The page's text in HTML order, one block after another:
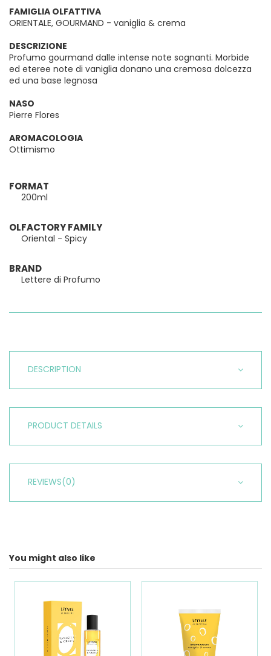
FAMIGLIA OLFATTIVA
ORIENTALE, GOURMAND - vaniglia & crema
DESCRIZIONE
Profumo gourmand dalle intense note sognanti. Morbide
ed eteree note di vaniglia donano una cremosa dolcezza
ed una base legnosa
NASO
Pierre Flores
AROMACOLOGIA
Ottimismo
FORMAT
200ml
OLFACTORY FAMILY
Oriental - Spicy
BRAND
Lettere di Profumo
DESCRIPTION
PRODUCT DETAILS
REVIEWS(0)
You might also like